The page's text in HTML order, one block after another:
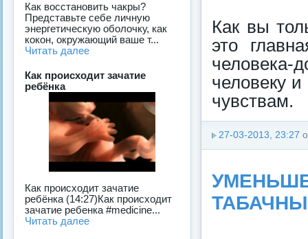
Как вы
это
человека-
человеку
чувствам.
27-03-2013, 23:27
Как восстановить чакры?
Представьте себе личную
энергетическую оболочку, как
кокон, окружающий ваше т...
Читать далее
Как происходит зачатие
ребёнка
Как происходит зачатие
ребёнка (14:27)Как происходит
зачатие ребенка #medicine...
Читать далее